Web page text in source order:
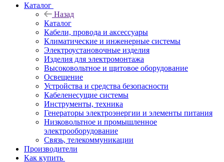
Каталог
Назад
Каталог
Кабели, провода и аксессуары
Климатические и инженерные системы
Электроустановочные изделия
Изделия для электромонтажа
Высоковольтное и щитовое оборудование
Освещение
Устройства и средства безопасности
Кабеленесущие системы
Инструменты, техника
Генераторы электроэнергии и элементы питания
Низковольтное и промышленное
электрооборудование
Связь, телекоммуникации
Производители
Как купить